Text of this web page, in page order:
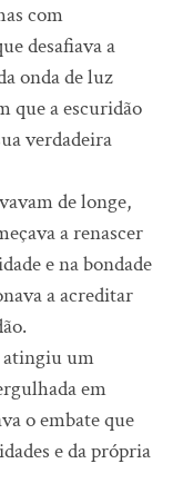
com
desafiava a
onda de luz
que a escuridão
verdadeira
de longe,
a renascer
e na bondade
a acreditar
atingiu um
em
o embate que
e da própria